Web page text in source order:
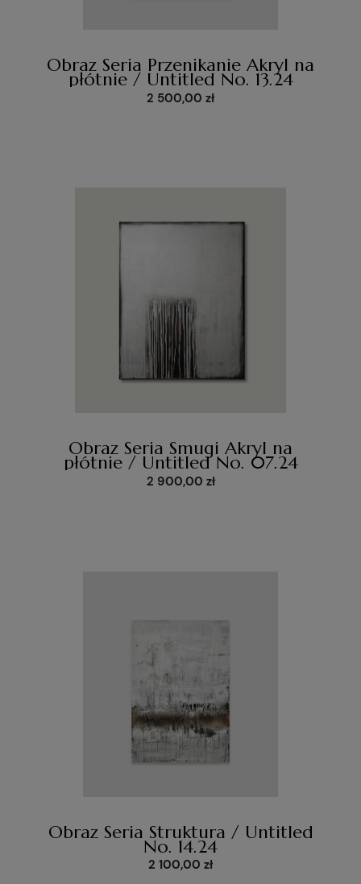
Obraz Seria Przenikanie Akryl na
płótnie / Untitled No. 13.24
2 500,00 zł
Obraz Seria Smugi Akryl na
płótnie / Untitled No. 07.24
2 900,00 zł
Obraz Seria Struktura / Untitled
No. 14.24
2 100,00 zł